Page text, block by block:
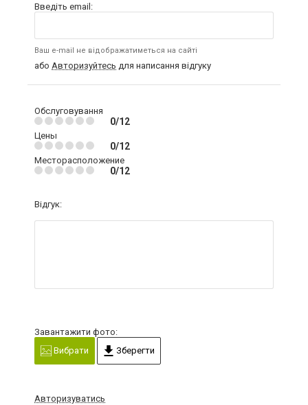
Введіть email:
Ваш e-mail не відображатиметься на сайті
або Авторизуйтесь для написання відгуку
Обслуговування
0/12
Цены
0/12
Месторасположение
0/12
Відгук:
Завантажити фото:
Вибрати
Зберегти
Авторизуватись